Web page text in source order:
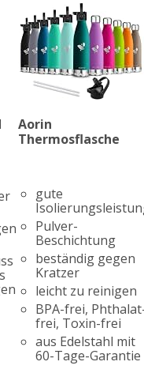
Aorin
Thermosflasche
gute
Pulver-
Beschichtung
beständig gegen
Kratzer
leicht zu reinigen
BPA-frei,
frei, Toxin-frei
aus Edelstahl mit
60-Tage-Garantie